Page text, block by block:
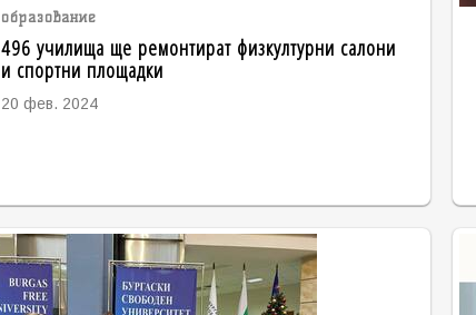
образование
496 училища ще ремонтират физкултурни салони
и спортни площадки
20 фев. 2024